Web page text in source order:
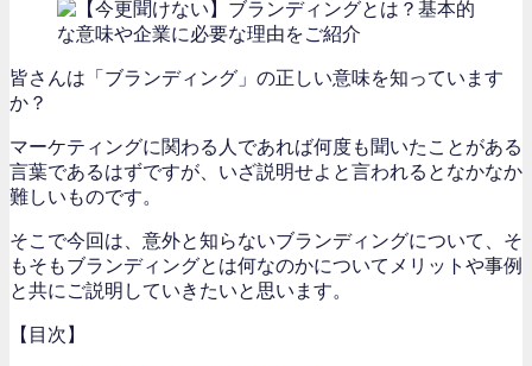
皆さんは「ブランディング」の正しい意味を知っています
か？
マーケティングに関わる人であれば何度も聞いたことがある
言葉であるはずですが、いざ説明せよと言われるとなかなか
難しいものです。
そこで今回は、意外と知らないブランディングについて、 そ
もそもブランディングとは何なのかについてメリットや事例
と共にご説明していきたいと思います。
【目次】